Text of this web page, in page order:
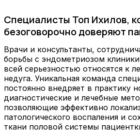
Специалисты Топ Ихилов,
безоговорочно доверяют
Врачи и консультанты,
борьбы с эндометриозом
всей серьезностью относятся к
недуга. Уникальная команда
постоянно внедряет в практику
диагностические и лечебные
позволяющие эффективно
патологического воспаления и
ткани половой системы